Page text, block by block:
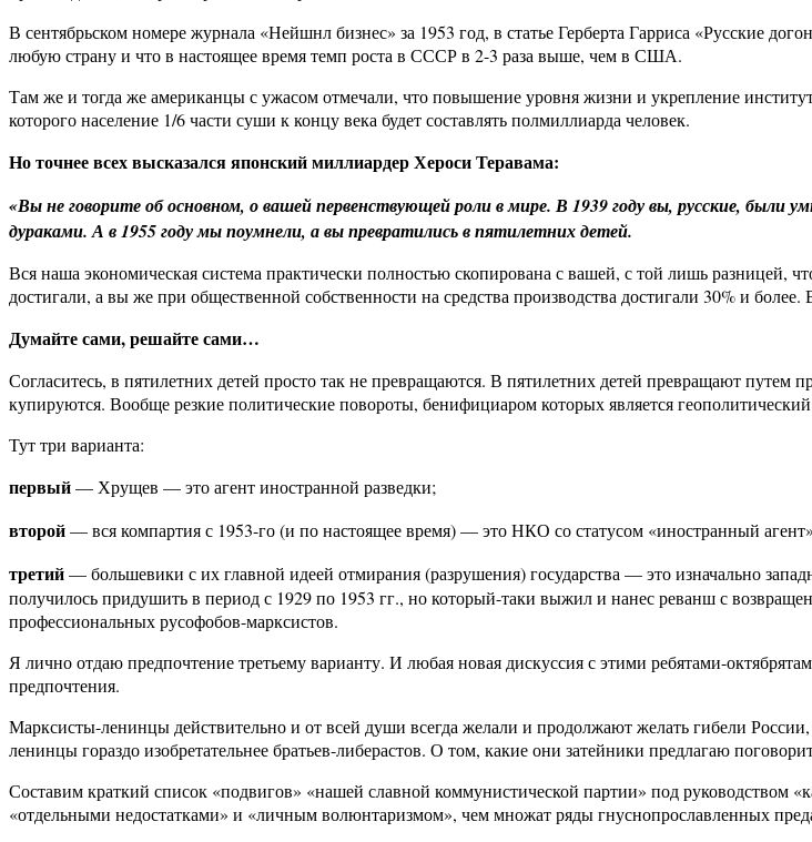
В сентябрьском номере журнала «Нейшнл бизнес» за 1953 год, в статье Герберта Гарриса «Русские
любую страну и что в настоящее время темп роста в СССР в 2-3 раза выше, чем в США.
Там же и тогда же американцы с ужасом отмечали, что повышение уровня жизни и укрепление
которого население 1/6 части суши к концу века будет составлять полмиллиарда человек.
Но точнее всех высказался японский миллиардер Хероси Теравама:
«Вы не говорите об основном, о вашей первенствующей роли в мире. В 1939 году вы, русские,
дураками. А в 1955 году мы поумнели, а вы превратились в пятилетних детей.
Вся наша экономическая система практически полностью скопирована с вашей, с той лишь разницей,
достигали, а вы же при общественной собственности на средства производства достигали 30% и
Думайте сами, решайте сами…
Согласитесь, в пятилетних детей просто так не превращаются. В пятилетних детей превращают
купируются. Вообще резкие политические повороты, бенифициаром которых является
Тут три варианта:
первый— Хрущев — это агент иностранной разведки;
второй— вся компартия с 1953-го (и по настоящее время) — это НКО со статусом «иностранный
третий— большевики с их главной идеей отмирания (разрушения) государства — это изначально
получилось придушить в период с 1929 по 1953 гг., но который-таки выжил и нанес реванш с
профессиональных русофобов-марксистов.
Я лично отдаю предпочтение третьему варианту. И любая новая дискуссия с этими ребятами-
предпочтения.
Марксисты-ленинцы действительно и от всей души всегда желали и продолжают желать гибели
ленинцы гораздо изобретательнее братьев-либерастов. О том, какие они затейники предлагаю
Составим краткий список «подвигов» «нашей славной коммунистической партии» под руководством
«отдельными недостатками» и «личным волюнтаризмом», чем множат ряды гнуснопрославленных